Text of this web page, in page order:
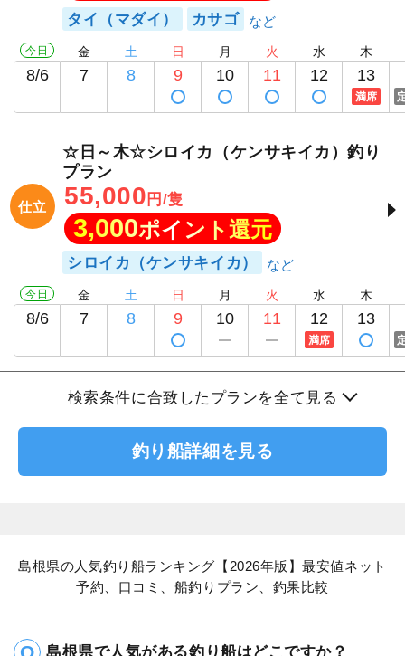
タイ（マダイ） カサゴ
今日
8/6
金
7
土
8
日
9
月
10
火
11
水
12
木
13
満席
仕立
☆日～木☆シロイカ（ケンサキイカ）釣り
プラン
55,000 円/隻
3,000ポイント還元
シロイカ（ケンサキイカ）
今日
8/6
金
7
土
8
日
9
月
10
火
11
水
12
満席
木
13
検索条件に合致したプランを全て見る
釣り船詳細を見る
島根県の人気釣り船ランキング【2026年版】最安値ネット
予約、口コミ、船釣りプラン、釣果比較
島根県で人気がある釣り船はどこですか？